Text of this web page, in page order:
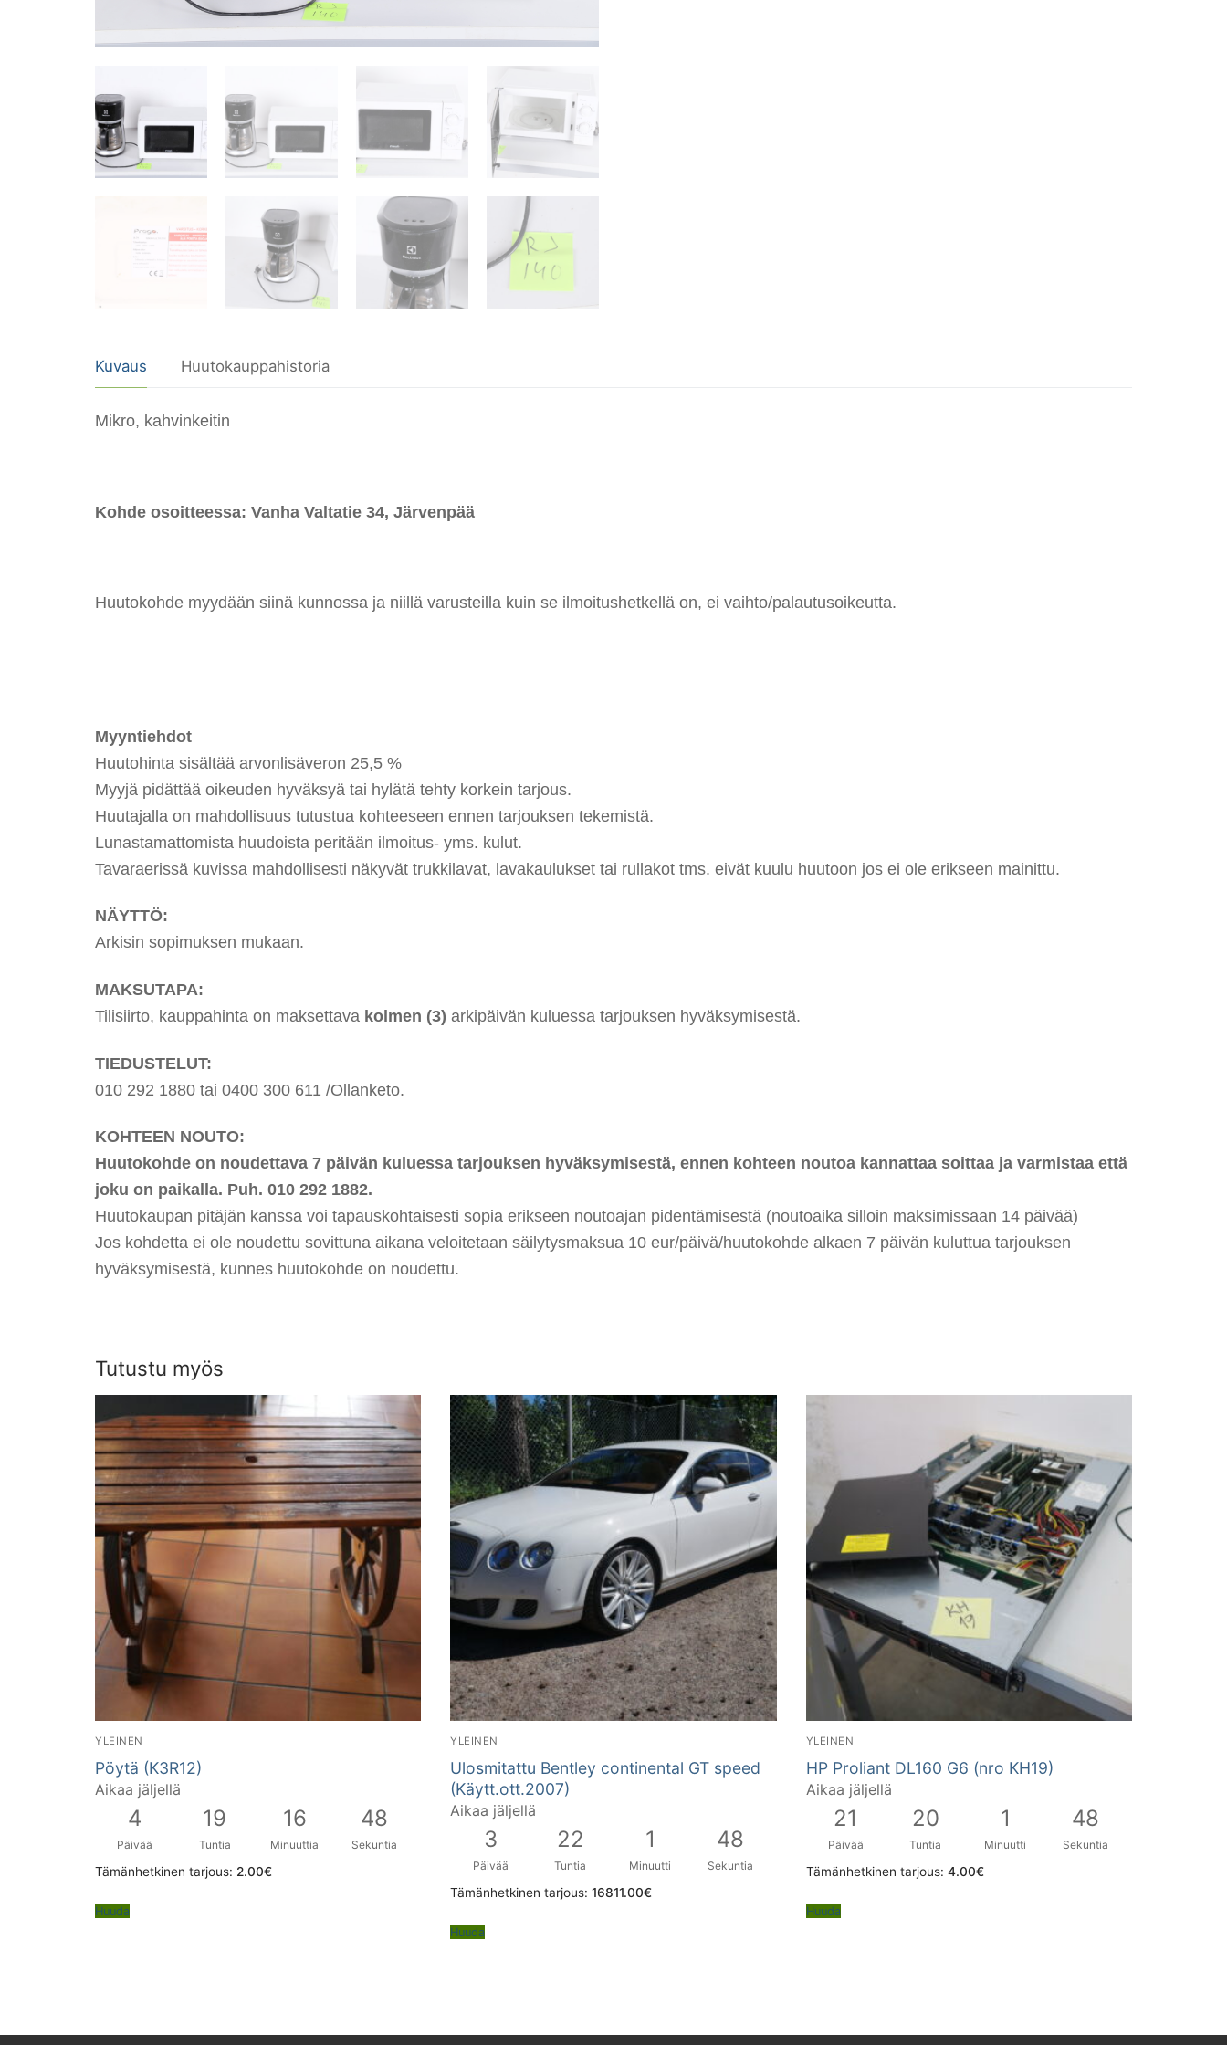
Kuvaus Huutokauppahistoria
Mikro, kahvinkeitin
Kohde osoitteessa: Vanha Valtatie 34, Järvenpää
Huutokohde myydään siinä kunnossa ja niillä varusteilla kuin se ilmoitushetkellä on, ei vaihto/palautusoikeutta.
Myyntiehdot
Huutohinta sisältää arvonlisäveron 25,5 %
Myyjä pidättää oikeuden hyväksyä tai hylätä tehty korkein tarjous.
Huutajalla on mahdollisuus tutustua kohteeseen ennen tarjouksen tekemistä.
Lunastamattomista huudoista peritään ilmoitus- yms. kulut.
Tavaraerissä kuvissa mahdollisesti näkyvät trukkilavat, lavakaulukset tai rullakot tms. eivät kuulu huutoon jos ei ole erikseen mainittu.
NÄYTTÖ:
Arkisin sopimuksen mukaan.
MAKSUTAPA:
Tilisiirto, kauppahinta on maksettava kolmen (3) arkipäivän kuluessa tarjouksen hyväksymisestä.
TIEDUSTELUT:
010 292 1880 tai 0400 300 611 /Ollanketo.
KOHTEEN NOUTO:
Huutokohde on noudettava 7 päivän kuluessa tarjouksen hyväksymisestä, ennen kohteen noutoa kannattaa soittaa ja varmistaa että
joku on paikalla. Puh. 010 292 1882.
Huutokaupan pitäjän kanssa voi tapauskohtaisesti sopia erikseen noutoajan pidentämisestä (noutoaika si lloin maksimissaan 14 päivää)
Jos kohdetta ei ole noudettu sovittuna aikana veloitetaan säilytysmaksua 10 eur/päivä/huutokohde alkaen 7 päivän kuluttua tarjouksen
hyväksymisestä, kunnes huutokohde on noudettu.
Tutustu myös
YLEINEN
Pöytä (K3R12)
Aikaa jäljellä
4
Päivää
19
Tuntia
16
Minuuttia
47
Sekuntia
Tämänhetkinen tarjous: 2.00€
Huuda
YLEINEN
Ulosmitattu Bentley continental GT speed
(Käytt.ott.2007)
Aikaa jäljellä
3
Päivää
22
Tuntia
1
Minuutti
47
Sekuntia
Tämänhetkinen tarjous: 16811.00€
Huuda
YLEINEN
HP Proliant DL160 G6 (nro KH19)
Aikaa jäljellä
21
Päivää
20
Tuntia
1
Minuutti
47
Sekuntia
Tämänhetkinen tarjous: 4.00€
Huuda